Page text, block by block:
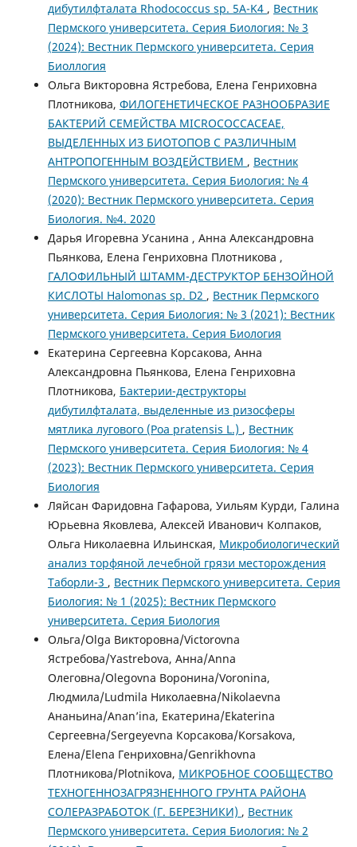
дибутилфталата Rhodococcus sp. 5A-K4 , Вестник
Пермского университета. Серия Биология: № 3
(2024): Вестник Пермского университета. Серия
Биоллогия
Ольга Викторовна Ястребова, Елена Генриховна
Плотникова, ФИЛОГЕНЕТИЧЕСКОЕ РАЗНООБРАЗИЕ
БАКТЕРИЙ СЕМЕЙСТВА MICROCOCCACEAE,
ВЫДЕЛЕННЫХ ИЗ БИОТОПОВ С РАЗЛИЧНЫМ
АНТРОПОГЕННЫМ ВОЗДЕЙСТВИЕМ , Вестник
Пермского университета. Серия Биология: № 4
(2020): Вестник Пермского университета. Серия
Биология. №4. 2020
Дарья Игоревна Усанина , Анна Александровна
Пьянкова, Елена Генриховна Плотникова ,
ГАЛОФИЛЬНЫЙ ШТАММ-ДЕСТРУКТОР БЕНЗОЙНОЙ
КИСЛОТЫ Halomonas sp. D2 , Вестник Пермского
университета. Серия Биология: № 3 (2021): Вестник
Пермского университета. Серия Биология
Екатерина Сергеевна Корсакова, Анна
Александровна Пьянкова, Елена Генриховна
Плотникова, Бактерии-деструкторы
дибутилфталата, выделенные из ризосферы
мятлика лугового (Poa pratensis L.) , Вестник
Пермского университета. Серия Биология: № 4
(2023): Вестник Пермского университета. Серия
Биология
Ляйсан Фаридовна Гафарова, Уильям Курди, Галина
Юрьевна Яковлева, Алексей Иванович Колпаков,
Ольга Николаевна Ильинская, Микробиологический
анализ торфяной лечебной грязи месторождения
Таборли-3 , Вестник Пермского университета. Серия
Биология: № 1 (2025): Вестник Пермского
университета. Серия Биология
Ольга/Olga Викторовна/Victorovna
Ястребова/Yastrebova, Анна/Anna
Олеговна/Olegovna Воронина/Voronina,
Людмила/Ludmila Николаевна/Nikolaevna
Ананьина/Anan’ina, Екатерина/Ekaterina
Сергеевна/Sergeyevna Корсакова/Korsakova,
Елена/Elena Генриховна/Genrikhovna
Плотникова/Plotnikova, МИКРОБНОЕ СООБЩЕСТВО
ТЕХНОГЕННОЗАГРЯЗНЕННОГО ГРУНТА РАЙОНА
СОЛЕРАЗРАБОТОК (Г. БЕРЕЗНИКИ) , Вестник
Пермского университета. Серия Биология: № 2